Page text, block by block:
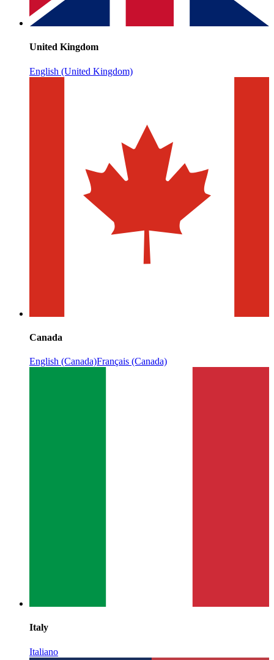
United Kingdom
English (United Kingdom)
Canada
English (Canada)Français (Canada)
Italy
Italiano